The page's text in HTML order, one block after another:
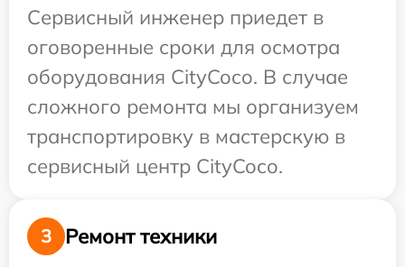
Сервисный инженер приедет в
оговоренные сроки для осмотра
оборудования CityCoco. В случае
сложного ремонта мы организуем
транспортировку в мастерскую в
сервисный центр CityCoco.
3
Ремонт техники